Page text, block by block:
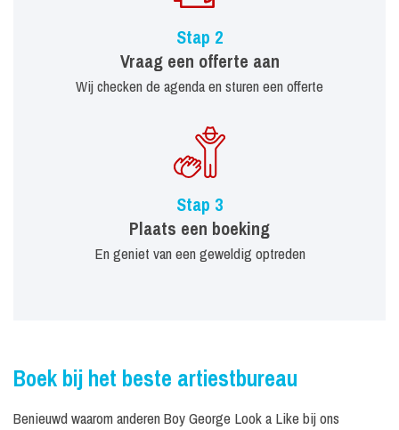
Stap 2
Vraag een offerte aan
Wij checken de agenda en sturen een offerte
Stap 3
Plaats een boeking
En geniet van een geweldig optreden
Boek bij het beste artiestbureau
Benieuwd waarom anderen Boy George Look a Like bij ons